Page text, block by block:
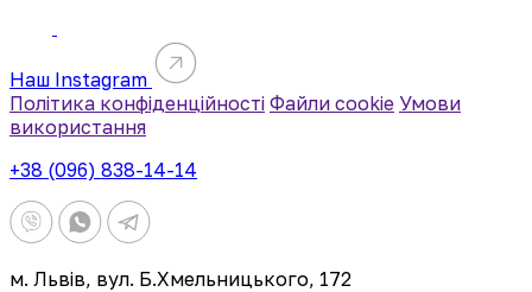
Наш Instagram
Політика конфіденційності Файли cookie Умови
використання
+38 (096) 838-14-14
м. Львів, вул. Б.Хмельницького, 172